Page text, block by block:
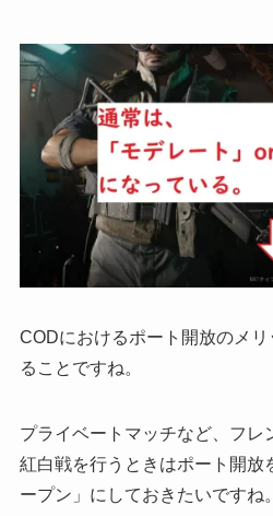
CODにおけるポート開放のメリ
る ことですね。
プライベートマッチなど、フレ
紅白戦を行うときはポート開放
ープン」にしておきたいですね。